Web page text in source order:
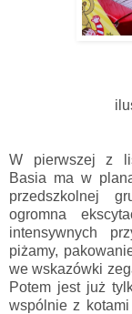
W pierwszej z
Basia ma w
przedszkolnej
ogromna
intensywnych
piżamy,
we wskazówki
Potem jest już
wspólnie z